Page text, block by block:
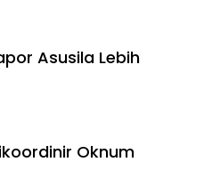
Asusila Lebih
Oknum